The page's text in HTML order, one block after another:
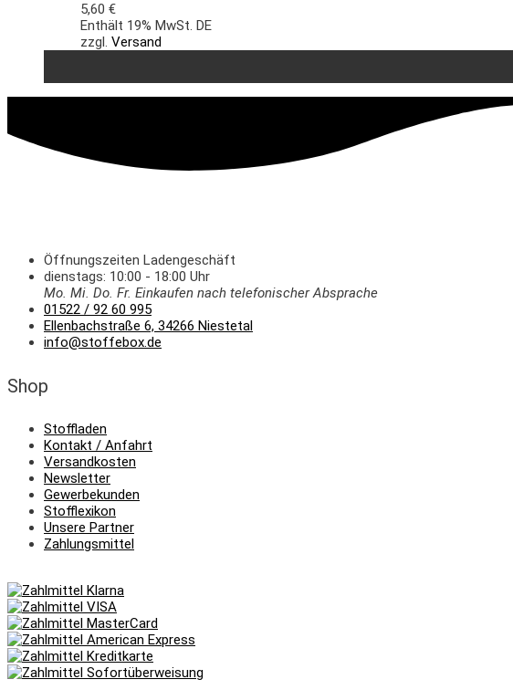
5,60 €
Enthält 19% MwSt. DE
zzgl. Versand
Öffnungszeiten Ladengeschäft
dienstags: 10:00 - 18:00 Uhr
Mo. Mi. Do. Fr. Einkaufen nach telefonischer Absprache
01522 / 92 60 995
Ellenbachstraße 6, 34266 Niestetal
info@stoffebox.de
Shop
Stoffladen
Kontakt / Anfahrt
Versandkosten
Newsletter
Gewerbekunden
Stofflexikon
Unsere Partner
Zahlungsmittel